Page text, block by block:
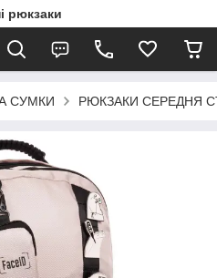
рюкзаки
СУМКИ РЮКЗАКИ СЕРЕДНЯ